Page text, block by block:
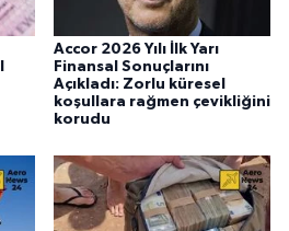
Accor 2026 Yılı İlk Yarı
Finansal Sonuçlarını
Açıkladı: Zorlu küresel
koşullara rağmen çevikliğini
korudu